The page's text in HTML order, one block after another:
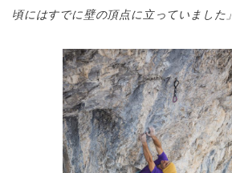
頃にはすでに壁の頂点に立っていました」